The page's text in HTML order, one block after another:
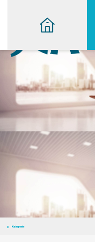
Kategorie